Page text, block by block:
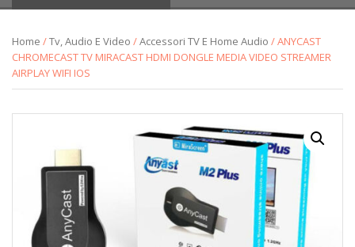
Home /Tv, Audio E Video /Accessori TV E Home Audio / ANYCAST
CHROMECAST TV MIRACAST HDMI DONGLE MEDIA VIDEO STREAMER
AIRPLAY WIFI IOS